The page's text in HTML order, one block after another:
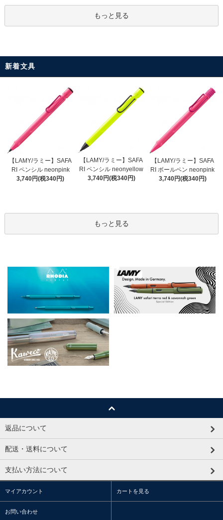
もっと見る
新着文具
【LAMY/ラミー】SAFA
RI ペンシル neonpink
3,740円(税340円)
【LAMY/ラミー】SAFA
RI ペンシル neonyellow
3,740円(税340円)
【LAMY/ラミー】SAFA
RI ボールペン neonpink
3,740円(税340円)
もっと見る
返品について
配送・送料について
支払い方法について
マイアカウント カートを見る
お問い合わせ